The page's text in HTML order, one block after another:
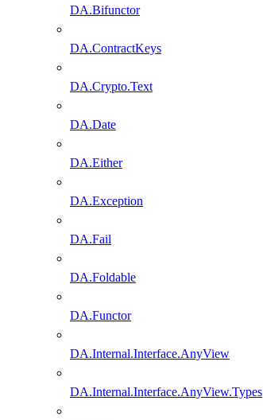
DA.Bifunctor
DA.ContractKeys
DA.Crypto.Text
DA.Date
DA.Either
DA.Exception
DA.Fail
DA.Foldable
DA.Functor
DA.Internal.Interface.AnyView
DA.Internal.Interface.AnyView.Types